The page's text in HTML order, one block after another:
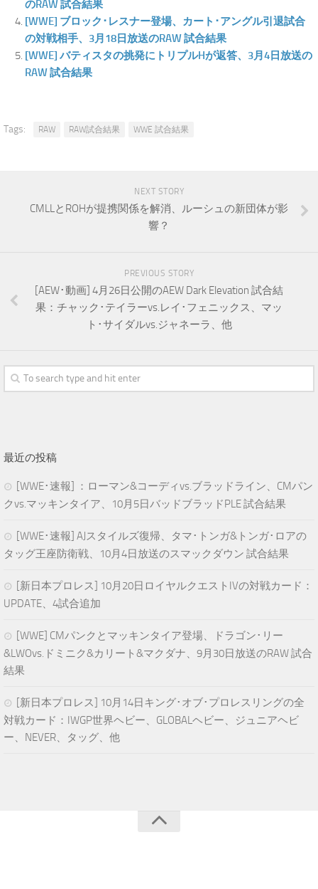
のRAW 試合結果
[WWE] ブロック･レスナー登場、カート･アングル引退試合
の対戦相手、3月18日放送のRAW 試合結果
[WWE] バティスタの挑発にトリプルHが返答、3月4日放送の
RAW 試合結果
Tags: RAW RAW試合結果 WWE 試合結果
NEXT STORY
CMLLとROHが提携関係を解消、ルーシュの新団体が影
響？
PREVIOUS STORY
[AEW･動画] 4月26日公開のAEW Dark Elevation 試合結
果：チャック･テイラーvs.レイ･フェニックス、マッ
ト･サイダルvs.ジャネーラ、他
最近の投稿
[WWE･速報] ：ローマン&コーディvs.ブラッドライン、CMパン
クvs.マッキンタイア、10月5日バッドブラッドPLE 試合結果
[WWE･速報] AJスタイルズ復帰、タマ･トンガ&トンガ･ロアの
タッグ王座防衛戦、10月4日放送のスマックダウン 試合結果
[新日本プロレス] 10月20日ロイヤルクエストIVの対戦カード：
UPDATE、4試合追加
[WWE] CMパンクとマッキンタイア登場、ドラゴン･リー
&LWOvs.ドミニク&カリート&マクダナ、9月30日放送のRAW 試合
結果
[新日本プロレス] 10月14日キング･オブ･プロレスリングの全
対戦カード：IWGP世界ヘビー、GLOBALヘビー、ジュニアヘビ
ー、NEVER、タッグ、他